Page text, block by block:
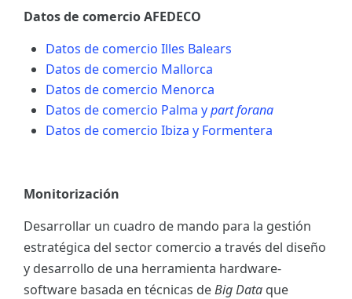
Datos de comercio AFEDECO
Datos de comercio Illes Balears
Datos de comercio Mallorca
Datos de comercio Menorca
Datos de comercio Palma ypart forana
Datos de comercio Ibiza y Formentera
Monitorización
Desarrollar un cuadro de mando para la gestión
estratégica del sector comercio a través del diseño
y desarrollo de una herramienta hardware-
software basada en técnicas deBig Data que